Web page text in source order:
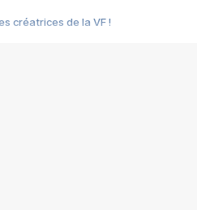
créatrices de la VF !